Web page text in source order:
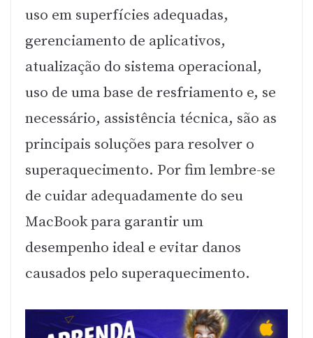
uso em superfícies adequadas,
gerenciamento de aplicativos,
atualização do sistema operacional,
uso de uma base de resfriamento e, se
necessário, assistência técnica, são as
principais soluções para resolver o
superaquecimento. Por fim lembre-se
de cuidar adequadamente do seu
MacBook para garantir um
desempenho ideal e evitar danos
causados pelo superaquecimento.